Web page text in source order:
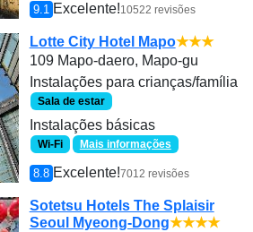
9.1 Excelente!10522 revisões
Lotte City Hotel Mapo★★★
109 Mapo-daero, Mapo-gu
Instalações para crianças/família
Sala de estar
Instalações básicas
Wi-Fi Mais informações
8.8 Excelente!7012 revisões
Sotetsu Hotels The Splaisir
Seoul Myeong-Dong★★★★